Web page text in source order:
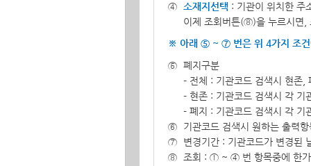
소재지선택 : 기관이 위치한 주
이제 조회버튼(⑧)을 누르시면,
※ 아래 ⑤ ~ ⑦ 번은 위 4가지 조건
폐지구분
- 전체 : 기관코드 검색시 현존,
- 현존 : 기관코드 검색시 각 기
- 폐지 : 기관코드 검색시 각 기
기관코드 검색시 원하는 출력
변경기간 : 기관코드가 변경된
조회 : ① ~ ④ 번 항목중에 한가